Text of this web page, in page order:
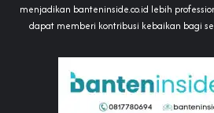
menjadikan banteninside.co.id lebih
dapat memberi kontribusi kebaikan bagi